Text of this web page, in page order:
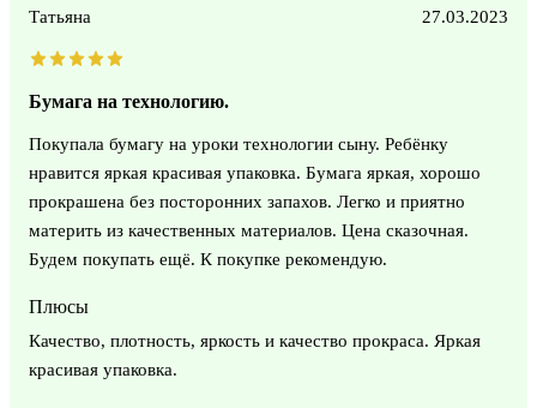
Татьяна 27.03.2023
Бумага на технологию.
Покупала бумагу на уроки технологии сыну. Ребёнку
нравится яркая красивая упаковка. Бумага яркая, хорошо
прокрашена без посторонних запахов. Легко и приятно
материть из качественных материалов. Цена сказочная.
Будем покупать ещё. К покупке рекомендую.
Плюсы
Качество, плотность, яркость и качество прокраса. Яркая
красивая упаковка.